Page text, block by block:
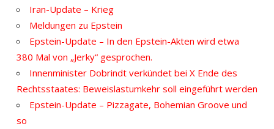
Iran-Update – Krieg
Meldungen zu Epstein
Epstein-Update – In den Epstein-Akten wird etwa
380 Mal von „Jerky“ gesprochen.
Innenminister Dobrindt verkündet bei X Ende des
Rechtsstaates: Beweislastumkehr soll eingeführt werden
Epstein-Update – Pizzagate, Bohemian Groove und
so